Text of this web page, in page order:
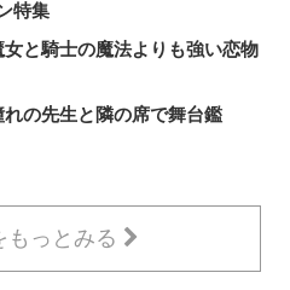
特集
女と騎士の魔法よりも強い恋物
れの先生と隣の席で舞台鑑
もっとみる